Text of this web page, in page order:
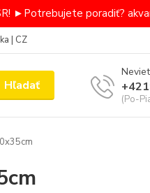
►Potrebujete poradiť?
| CZ
Hľadať
(Po-